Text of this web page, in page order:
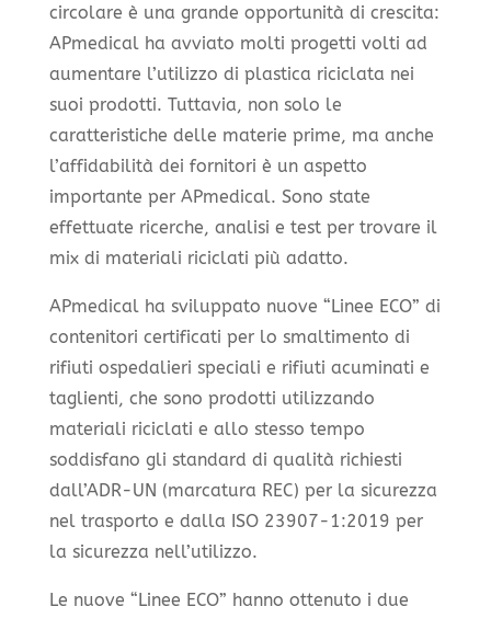
circolare è una grande opportunità di crescita:
APmedical ha avviato molti progetti volti ad
aumentare l’utilizzo di plastica riciclata nei
suoi prodotti. Tuttavia, non solo le
caratteristiche delle materie prime, ma anche
l’affidabilità dei fornitori è un aspetto
importante per APmedical. Sono state
effettuate ricerche, analisi e test per trovare il
mix di materiali riciclati più adatto.
APmedical ha sviluppato nuove “Linee ECO” di
contenitori certificati per lo smaltimento di
rifiuti ospedalieri speciali e rifiuti acuminati e
taglienti, che sono prodotti utilizzando
materiali riciclati e allo stesso tempo
soddisfano gli standard di qualità richiesti
dall’ADR-UN (marcatura REC) per la sicurezza
nel trasporto e dalla ISO 23907-1:2019 per
la sicurezza nell’utilizzo.
Le nuove “Linee ECO” hanno ottenuto i due